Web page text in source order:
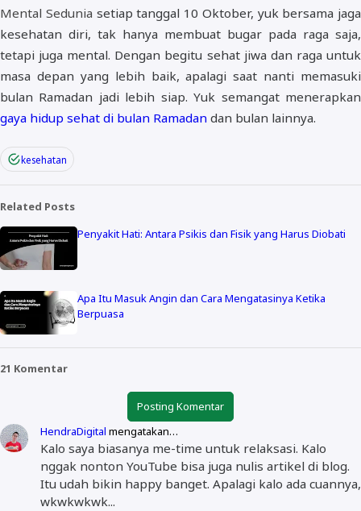
Mental Sedunia setiap tanggal 10 Oktober, yuk bersama jaga
kesehatan diri, tak hanya membuat bugar pada raga saja,
tetapi juga mental. Dengan begitu sehat jiwa dan raga untuk
masa depan yang lebih baik, apalagi saat nanti memasuki
bulan Ramadan jadi lebih siap. Yuk semangat menerapkan
gaya hidup sehat di bulan Ramadan dan bulan lainnya.
kesehatan
Related Posts
Penyakit Hati: Antara Psikis dan Fisik yang Harus Diobati
Apa Itu Masuk Angin dan Cara Mengatasinya Ketika
Berpuasa
21 Komentar
Posting Komentar
HendraDigital mengatakan…
Kalo saya biasanya me-time untuk relaksasi. Kalo
nggak nonton YouTube bisa juga nulis artikel di blog.
Itu udah bikin happy banget. Apalagi kalo ada cuannya,
wkwkwkwk...